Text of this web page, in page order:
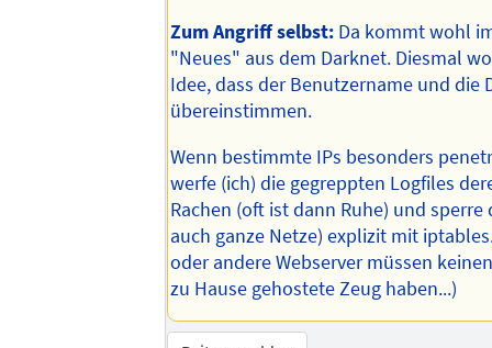
Zum Angriff selbst: Da kommt wohl
"Neues" aus dem Darknet. Diesmal
Idee, dass der Benutzername und die
übereinstimmen.
Wenn bestimmte IPs besonders
werfe (ich) die gegreppten Logfiles
Rachen (oft ist dann Ruhe) und sperre
auch ganze Netze) explizit mit
oder andere Webserver müssen
zu Hause gehostete Zeug haben...)